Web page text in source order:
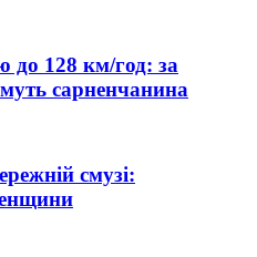
до 128 км/год: за
сарненчанина
смузі: